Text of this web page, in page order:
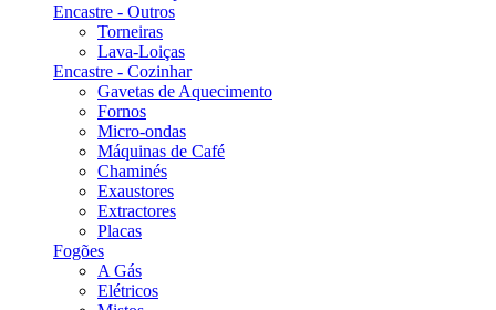
Encastre - Outros
Torneiras
Lava-Loiças
Encastre - Cozinhar
Gavetas de Aquecimento
Fornos
Micro-ondas
Máquinas de Café
Chaminés
Exaustores
Extractores
Placas
Fogões
A Gás
Elétricos